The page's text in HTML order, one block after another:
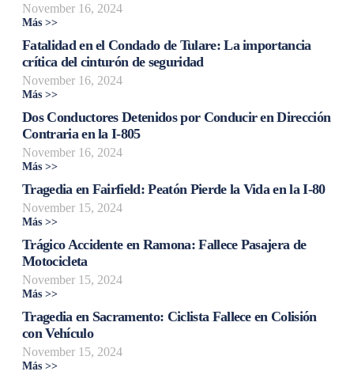
November 16, 2024
Más >>
Fatalidad en el Condado de Tulare: La importancia
crítica del cinturón de seguridad
November 16, 2024
Más >>
Dos Conductores Detenidos por Conducir en Dirección
Contraria en la I-805
November 16, 2024
Más >>
Tragedia en Fairfield: Peatón Pierde la Vida en la I-80
November 15, 2024
Más >>
Trágico Accidente en Ramona: Fallece Pasajera de
Motocicleta
November 15, 2024
Más >>
Tragedia en Sacramento: Ciclista Fallece en Colisión
con Vehículo
November 15, 2024
Más >>